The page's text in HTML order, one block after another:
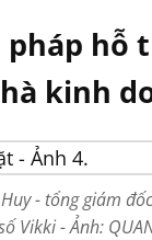
pháp hỗ
kinh
- tổng giám
Vikki - Ảnh: